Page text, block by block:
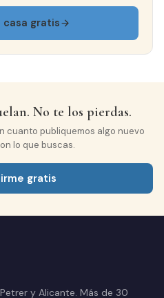
casa gratis
No te los pierdas.
cuanto publiquemos algo nuevo
lo que buscas.
gratis
y Alicante. Más de 30